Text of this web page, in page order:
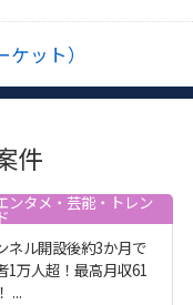
ット）
件
ンタメ・芸能・トレン
ネル開設後約3か月で
1万人超！最高月収61
...